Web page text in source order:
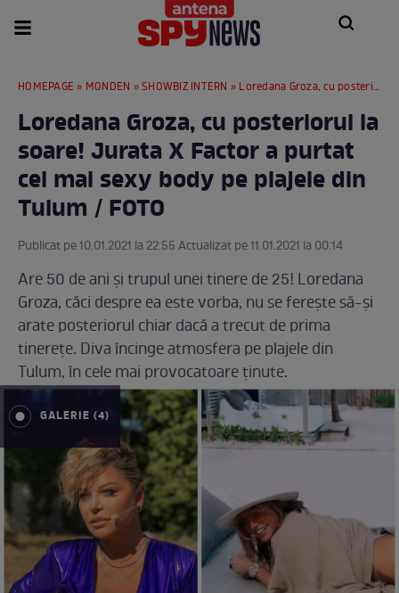
HOMEPAGE » MONDEN »SHOWBIZ INTERN » Loredana Groza, cu posteriorul la soare! Jurata X Factor a purtat cel mai sexy body pe plajele din Tulum / FOTO
Loredana Groza, cu posteriorul la
soare! Jurata X Factor a purtat
cel mai sexy body pe plajele din
Tulum / FOTO
Publicat pe 10.01.2021 la 22:55 Actualizat pe 11.01.2021 la 00:14
Are 50 de ani și trupul unei tinere de 25! Loredana
Groza, căci despre ea este vorba, nu se ferește să-și
arate posteriorul chiar dacă a trecut de prima
tinerețe. Diva încinge atmosfera pe plajele din
Tulum, în cele mai provocatoare ținute.
GALERIE (4)